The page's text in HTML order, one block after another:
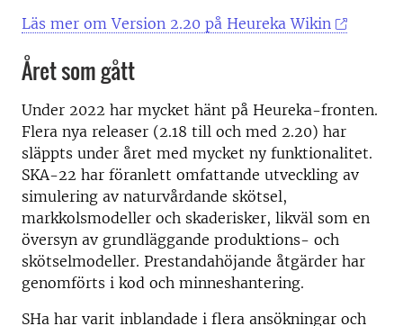
Läs mer om Version 2.20 på Heureka Wikin
Året som gått
Under 2022 har mycket hänt på Heureka-fronten.
Flera nya releaser (2.18 till och med 2.20) har
släppts under året med mycket ny funktionalitet.
SKA-22 har föranlett omfattande utveckling av
simulering av naturvårdande skötsel,
markkolsmodeller och skaderisker, likväl som en
översyn av grundläggande produktions- och
skötselmodeller. Prestandahöjande åtgärder har
genomförts i kod och minneshantering.
SHa har varit inblandade i flera ansökningar och